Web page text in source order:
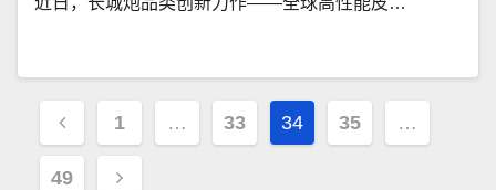
文
章
1 … 33 34 35 …
49